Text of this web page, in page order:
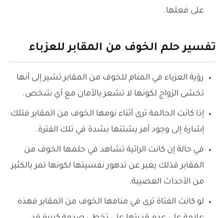
على فعلها.
تفسير حلم الخوف من المقابر للعزباء
رؤية العزباء في المنام للخوف من المقابر تشير إلى أنها
تخشى الزواج لكونها لا تشعر بالأمان مع أي شخص.
إذا كانت الحالمة ترى أثناء نومها الخوف من المقابر فتلك
إشارة إلى وجود أمر يشتتها بشدة في تلك الفترة.
في حالة إن كانت الرائية تشاهد في حلمها الخوف من
المقابر فذلك يعبر عن تدهور نفسيتها لكونها تمر بالكثير
من الأحداث العصيبة.
لو كانت الفتاة ترى في منامها الخوف من المقابر فهذه